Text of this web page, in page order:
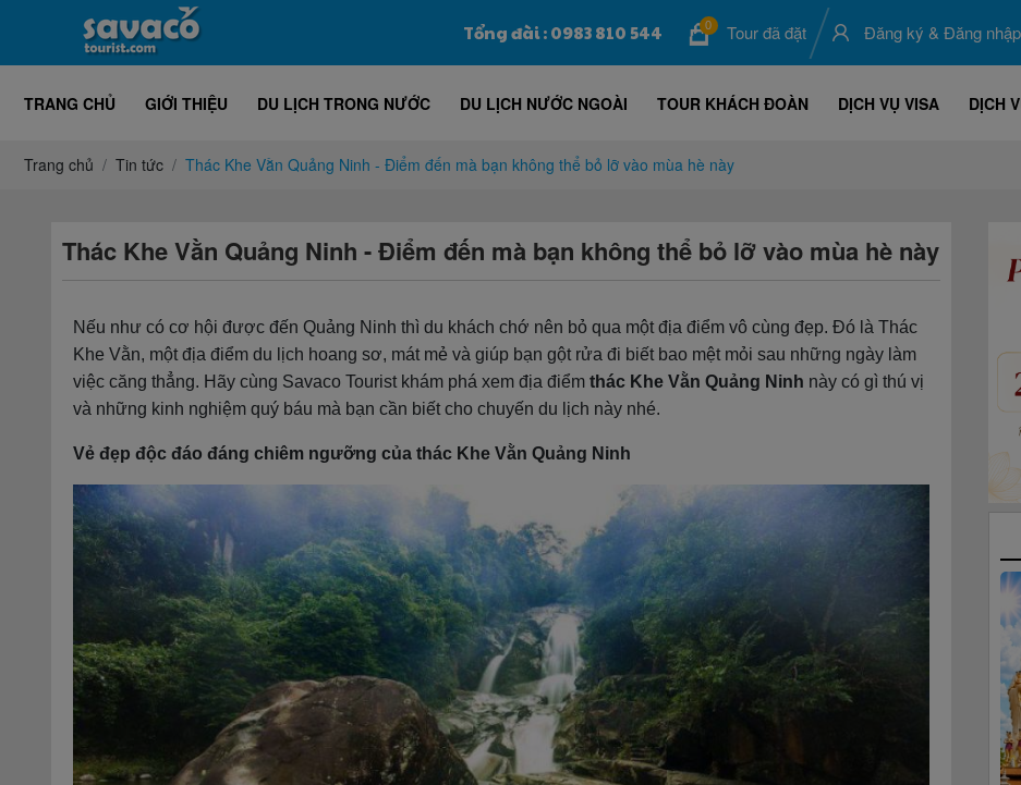
Tổng đài : 0983 810 544 0 Tour đã đặt Đăng ký &Đăng nhập
TRANG CHỦ GIỚI THIỆU DU LỊCH TRONG NƯỚC DU LỊCH NƯỚC NGOÀI TOUR KHÁCH ĐOÀN DỊCH VỤ VISA DỊCH
Trang chủ Tin tức Thác Khe Vằn Quảng Ninh - Điểm đến mà bạn không thể bỏ lỡ vào mùa hè này
Thác Khe Vằn Quảng Ninh - Điểm đến mà bạn không thể bỏ lỡ vào mùa hè này
Nếu như có cơ hội được đến Quảng Ninh thì du khách chớ nên bỏ qua một địa điểm vô cùng đẹp. Đó là Thác
Khe Vằn, một địa điểm du lịch hoang sơ, mát mẻ và giúp bạn gột rửa đi biết bao mệt mỏi sau những ngày làm
việc căng thẳng. Hãy cùng Savaco Tourist khám phá xem địa điểm thác Khe Vằn Quảng Ninh này có gì thú vị
và những kinh nghiệm quý báu mà bạn cần biết cho chuyến du lịch này nhé.
Vẻ đẹp độc đáo đáng chiêm ngưỡng của thác Khe Vằn Quảng Ninh